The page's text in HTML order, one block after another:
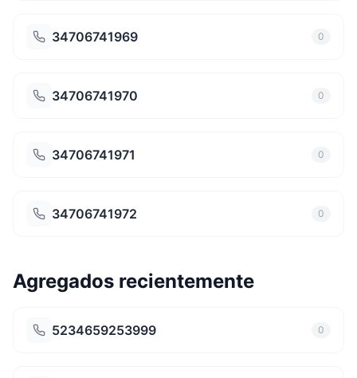
34706741969 0
34706741970 0
34706741971 0
34706741972 0
Agregados recientemente
5234659253999 0